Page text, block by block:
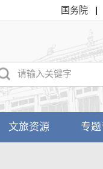
国务院
文旅资源 专